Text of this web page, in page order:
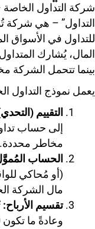
شركة التداول
التداول” – هي شركة
للتداول في الأسواق
المال، يُشارك
بينما تتحمل الشركة
يعمل نموذج التداول
التقييم
إلى حساب
مخاطر محددة.
الحساب
(أو مُحاكي
مال الشركة
تقسيم الأرباح: